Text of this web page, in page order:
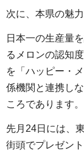
次に、本県の魅
日本一の生産量
るメロンの認知
を「ハッピー・
係機関と連携し
ころであります。
先月24日には、
街頭でプレゼン